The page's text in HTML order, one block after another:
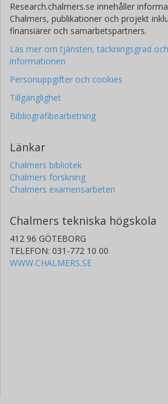
Research.chalmers.se innehåller
Chalmers, publikationer och projekt
finansiärer och samarbetspartners.
Läs mer om tjänsten, täckningsgrad
informationen
Personuppgifter och cookies
Tillgänglighet
Bibliografibearbetning
Länkar
Chalmers bibliotek
Chalmers forskning
Chalmers examensarbeten
Chalmers tekniska högskola
412 96 GÖTEBORG
TELEFON: 031-772 10 00
WWW.CHALMERS.SE